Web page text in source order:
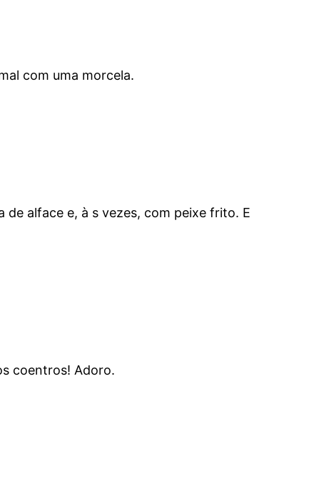
com uma morcela.
de alface e, à s vezes, com peixe frito. E
coentros! Adoro.